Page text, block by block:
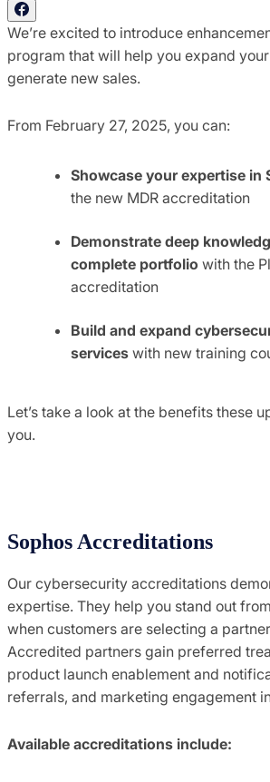
We’re excited to introduce
program that will help you expand
generate new sales.
From February 27, 2025, you can:
Showcase your expertise in
the new MDR accreditation
Demonstrate deep
complete portfolio with the
accreditation
Build and expand
services with new training
Let’s take a look at the benefits these
you.
Sophos Accreditations
Our cybersecurity accreditations
expertise. They help you stand out
when customers are selecting a
Accredited partners gain preferred
product launch enablement and
referrals, and marketing engagement
Available accreditations include: